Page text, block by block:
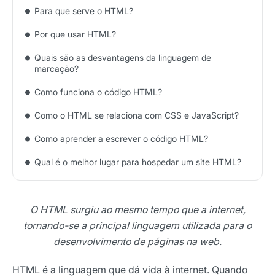
Para que serve o HTML?
Por que usar HTML?
Quais são as desvantagens da linguagem de
marcação?
Como funciona o código HTML?
Como o HTML se relaciona com CSS e JavaScript?
Como aprender a escrever o código HTML?
Qual é o melhor lugar para hospedar um site HTML?
O HTML surgiu ao mesmo tempo que a internet,
tornando-se a principal linguagem utilizada para o
desenvolvimento de páginas na web.
HTML é a linguagem que dá vida à internet. Quando